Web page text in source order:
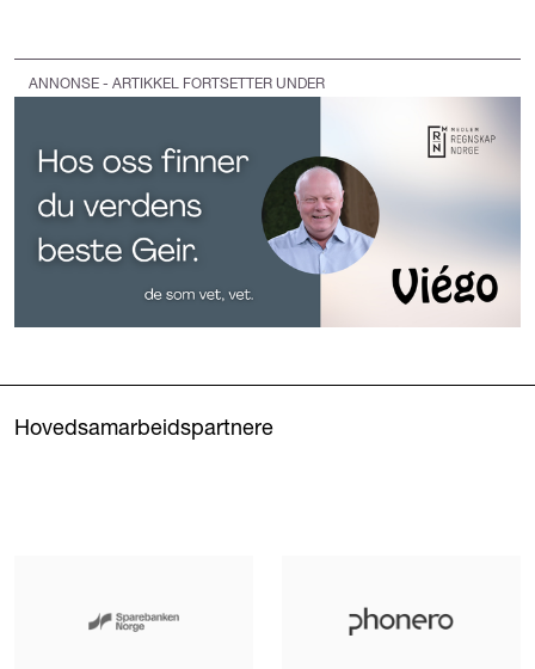
ANNONSE - ARTIKKEL FORTSETTER UNDER
Hovedsamarbeidspartnere